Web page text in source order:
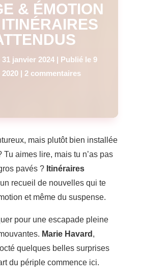
& ÉMOTION
janvier 2024 | Publié le 9
|2 commentaires
mais plutôt bien installée
Tu aimes lire, mais tu n’as pas
pavés ? Itinéraires
un recueil de nouvelles qui te
et même du suspense.
pour une escapade pleine
Marie Havard ,
quelques belles surprises
du périple commence ici.